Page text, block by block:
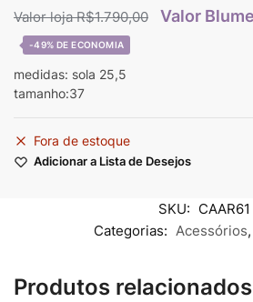
R$1.790,00
-49%
medidas: sola 25,5
tamanho:37
Fora de estoque
Adicionar a Lista de Desejos
SKU: CAAR61
Categorias: Acessórios,
Produtos relacionados